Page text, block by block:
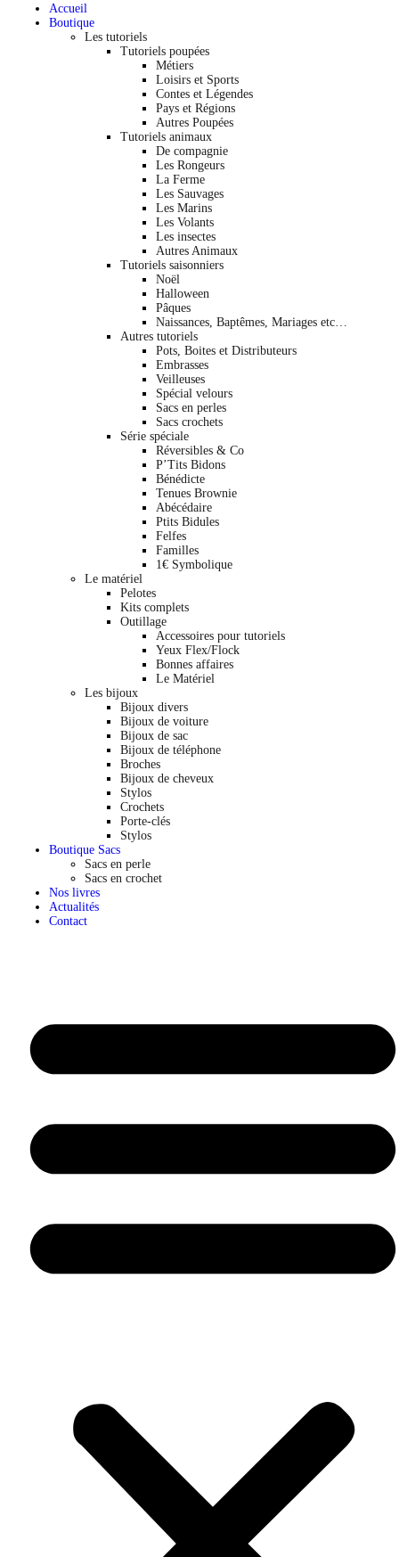
Accueil
Boutique
Les tutoriels
Tutoriels poupées
Métiers
Loisirs et Sports
Contes et Légendes
Pays et Régions
Autres Poupées
Tutoriels animaux
De compagnie
Les Rongeurs
La Ferme
Les Sauvages
Les Marins
Les Volants
Les insectes
Autres Animaux
Tutoriels saisonniers
Noël
Halloween
Pâques
Naissances, Baptêmes, Mariages etc…
Autres tutoriels
Pots, Boites et Distributeurs
Embrasses
Veilleuses
Spécial velours
Sacs en perles
Sacs crochets
Série spéciale
Réversibles & Co
P’Tits Bidons
Bénédicte
Tenues Brownie
Abécédaire
Ptits Bidules
Felfes
Familles
1€ Symbolique
Le matériel
Pelotes
Kits complets
Outillage
Accessoires pour tutoriels
Yeux Flex/Flock
Bonnes affaires
Le Matériel
Les bijoux
Bijoux divers
Bijoux de voiture
Bijoux de sac
Bijoux de téléphone
Broches
Bijoux de cheveux
Stylos
Crochets
Porte-clés
Stylos
Boutique Sacs
Sacs en perle
Sacs en crochet
Nos livres
Actualités
Contact